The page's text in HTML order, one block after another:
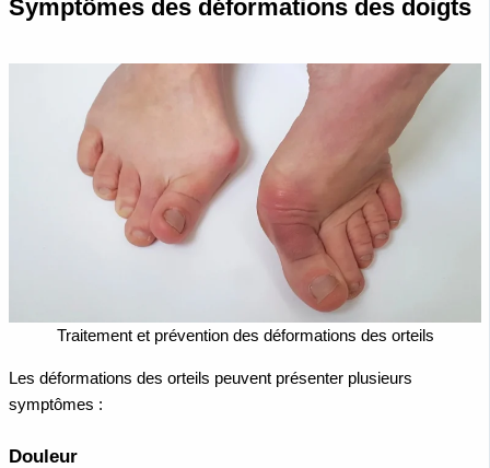
Symptômes des déformations des doigts
Traitement et prévention des déformations des orteils
Les déformations des orteils peuvent présenter plusieurs
symptômes :
Douleur